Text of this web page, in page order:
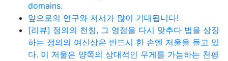
domains.
앞으로의 연구와 저서가 많이 기대됩니다!
[리뷰] 정의의 천칭, 그 영점을 다시 맞추다 법을 상징
하는 정의의 여신상은 반드시 한 손엔 저울을 들고 있
다. 이 저울은 양쪽의 상대적인 무게를 가늠하는 천평